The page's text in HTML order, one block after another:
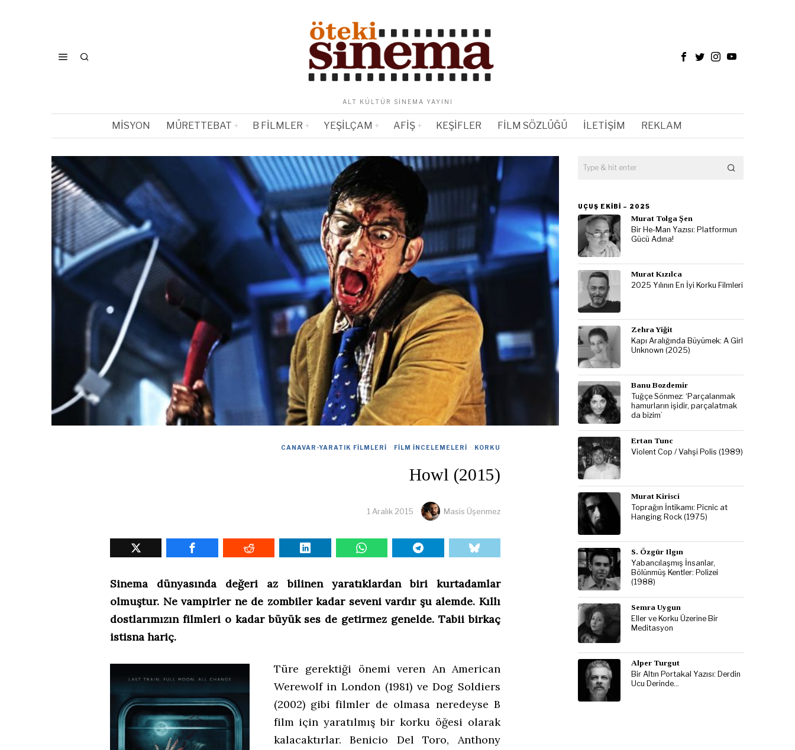
ALT KÜLTÜR SINEMA YAYINI
MISYON MÜRETTEBAT B FILMLER YEŞILÇAM AFIŞ KEŞIFLER FILM SÖZLÜĞÜ İLETIŞIM REKLAM
CANAVAR-YARATIK FILMLERI · FILM İNCELEMELERI · KORKU
Howl (2015)
1 Aralık 2015 Masis Üşenmez
Sinema dünyasında değeri az bilinen yaratıklardan biri kurtadamlar
olmuştur. Ne vampirler ne de zombiler kadar seveni vardır şu alemde. Kıllı
dostlarımızın filmleri o kadar büyük ses de getirmez genelde. Tabii birkaç
istisna hariç.
Türe gerektiği önemi veren An American
Werewolf in London (1981) ve Dog Soldiers
(2002) gibi filmler de olmasa neredeyse B
film için yaratılmış bir korku öğesi olarak
kalacaktırlar. Benicio Del Toro, Anthony
UÇUŞ EKIBI – 2025
Murat Tolga Şen
Bir He-Man Yazısı: Platformun
Gücü Adına!
Murat Kızılca
2025 Yılının En İyi Korku Filmleri
Zehra Yiğit
Kapı Aralığında Büyümek: A Girl
Unknown (2025)
Banu Bozdemir
Tuğçe Sönmez: ‘Parçalanmak
hamurların işidir, parçalatmak
da bizim’
Ertan Tunc
Violent Cop / Vahşi Polis (1989)
Murat Kirisci
Toprağın İntikamı: Picnic at
Hanging Rock (1975)
S. Özgür Ilgın
Yabancılaşmış İnsanlar,
Bölünmüş Kentler: Polizei
(1988)
Semra Uygun
Eller ve Korku Üzerine Bir
Meditasyon
Alper Turgut
Bir Altın Portakal Yazısı: Derdin
Ucu Derinde…